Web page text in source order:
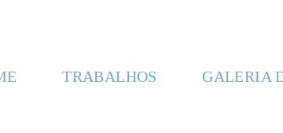
TRABALHOS GALERIA